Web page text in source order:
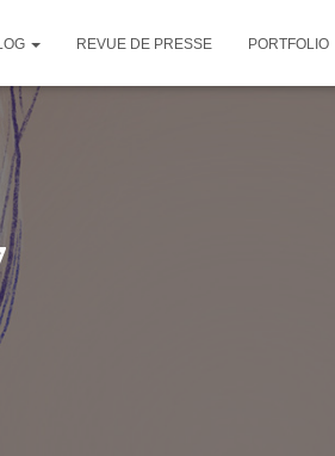
REVUE DE PRESSE PORTFOLIO